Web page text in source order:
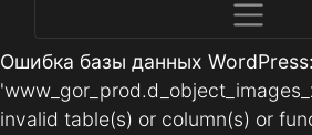
Ошибка базы данных WordPress:
invalid table(s) or column(s) or